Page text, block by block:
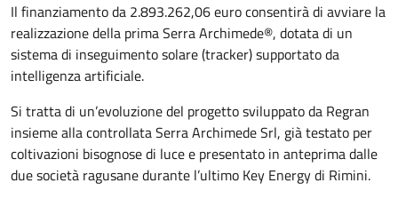
Il finanziamento da 2.893.262,06 euro consentirà di avviare la
realizzazione della prima Serra Archimede®, dotata di un
sistema di inseguimento solare (tracker) supportato da
intelligenza artificiale.
Si tratta di un’evoluzione del progetto sviluppato da Regran
insieme alla controllata Serra Archimede Srl, già testato per
coltivazioni bisognose di luce e presentato in anteprima dalle
due società ragusane durante l’ultimo Key Energy di Rimini.